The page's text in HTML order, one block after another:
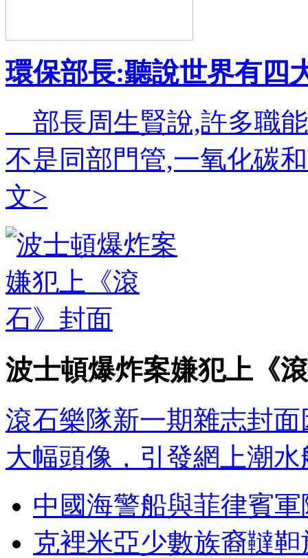
環保部長:聽說世界有四
部長周生賢說,許多職
不是同部門管,一氧化碳
文>
波士頓爆炸案嫌犯上《
滾石樂隊新一期雜志封
大幅頭像，引發網上潮
中國海警船與菲律賓
克裡米亞少數族裔韃